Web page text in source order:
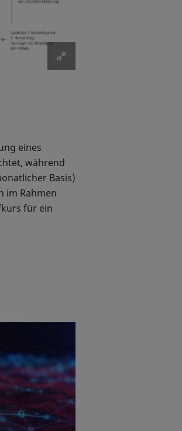
eines
während
Basis)
im Rahmen
für ein